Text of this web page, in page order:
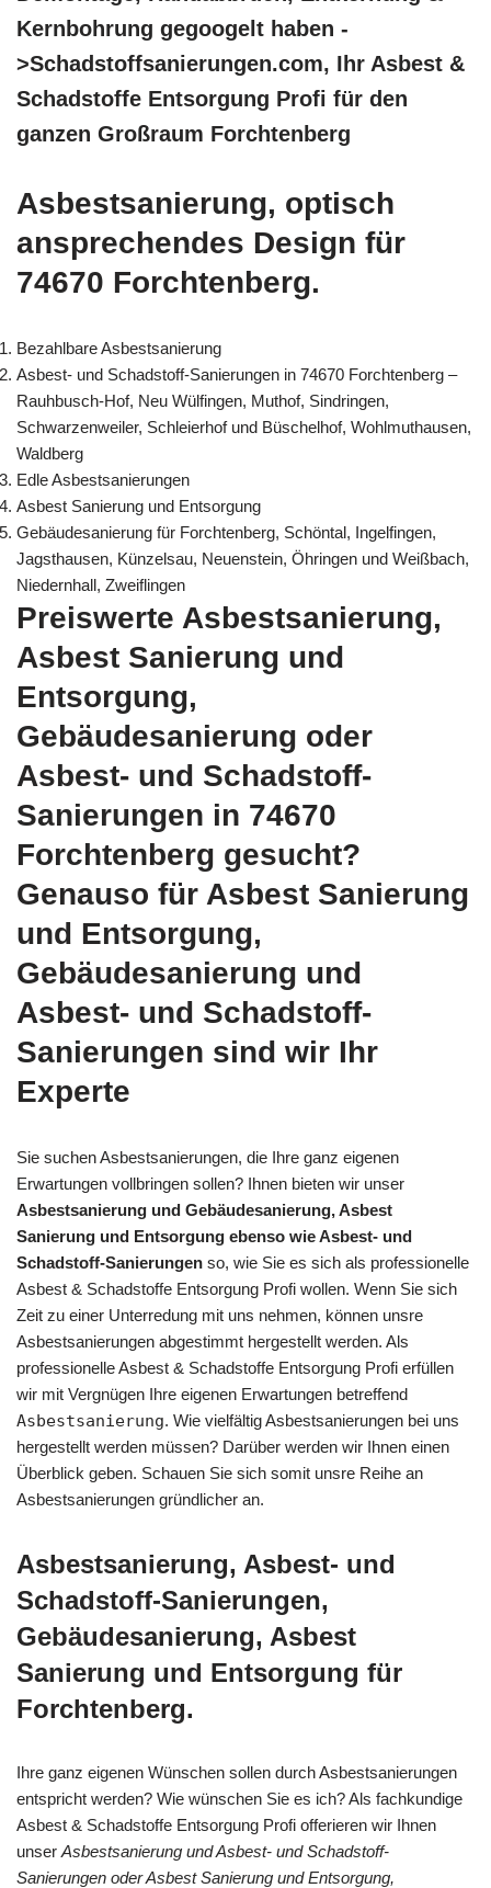
Kernbohrung gegoogelt haben -
>Schadstoffsanierungen.com, Ihr Asbest &
Schadstoffe Entsorgung Profi für den
ganzen Großraum Forchtenberg
Asbestsanierung, optisch
ansprechendes Design für
74670 Forchtenberg.
Bezahlbare Asbestsanierung
Asbest- und Schadstoff-Sanierungen in 74670 Forchtenberg –
Rauhbusch-Hof, Neu Wülfingen, Muthof, Sindringen,
Schwarzenweiler, Schleierhof und Büschelhof, Wohlmuthausen,
Waldberg
Edle Asbestsanierungen
Asbest Sanierung und Entsorgung
Gebäudesanierung für Forchtenberg, Schöntal, Ingelfingen,
Jagsthausen, Künzelsau, Neuenstein, Öhringen und Weißbach,
Niedernhall, Zweiflingen
Preiswerte Asbestsanierung,
Asbest Sanierung und
Entsorgung,
Gebäudesanierung oder
Asbest- und Schadstoff-
Sanierungen in 74670
Forchtenberg gesucht?
Genauso für Asbest Sanierung
und Entsorgung,
Gebäudesanierung und
Asbest- und Schadstoff-
Sanierungen sind wir Ihr
Experte
Sie suchen Asbestsanierungen, die Ihre ganz eigenen
Erwartungen vollbringen sollen? Ihnen bieten wir unser
Asbestsanierung und Gebäudesanierung, Asbest
Sanierung und Entsorgung ebenso wie Asbest- und
Schadstoff-Sanierungen so, wie Sie es sich als professionelle
Asbest & Schadstoffe Entsorgung Profi wollen. Wenn Sie sich
Zeit zu einer Unterredung mit uns nehmen, können unsre
Asbestsanierungen abgestimmt hergestellt werden. Als
professionelle Asbest & Schadstoffe Entsorgung Profi erfüllen
wir mit Vergnügen Ihre eigenen Erwartungen betreffend
Asbestsanierung. Wie vielfältig Asbestsanierungen bei uns
hergestellt werden müssen? Darüber werden wir Ihnen einen
Überblick geben. Schauen Sie sich somit unsre Reihe an
Asbestsanierungen gründlicher an.
Asbestsanierung, Asbest- und
Schadstoff-Sanierungen,
Gebäudesanierung, Asbest
Sanierung und Entsorgung für
Forchtenberg.
Ihre ganz eigenen Wünschen sollen durch Asbestsanierungen
entspricht werden? Wie wünschen Sie es ich? Als fachkundige
Asbest & Schadstoffe Entsorgung Profi offerieren wir Ihnen
unser Asbestsanierung und Asbest- und Schadstoff-
Sanierungen oder Asbest Sanierung und Entsorgung,